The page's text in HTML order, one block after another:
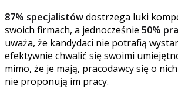
87% specjalistówdostrzega luki
swoich firmach, a jednocześnie 50%
uważa, że kandydaci nie potrafią
efektywnie chwalić się swoimi
mimo, że je mają, pracodawcy się o
nie proponują im pracy.